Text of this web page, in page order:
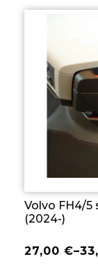
Volvo FH4/5
(2024-)
27,00 €–